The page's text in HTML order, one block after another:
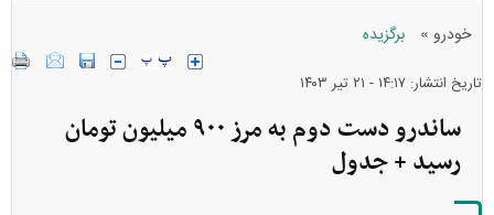
خودرو » برگزیده
تاریخ انتشار: ۱۴:۱۷ - ۲۱ تير ۱۴۰۳
ساندرو دست دوم به مرز ۹۰۰ میلیون تومان
رسید + جدول